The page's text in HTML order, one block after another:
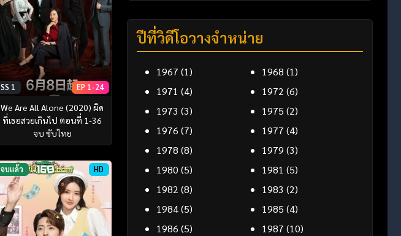
SS 1 EP 1-24
We Are All Alone (2020) ผิด
ที่เธอสวยเกินไป ตอนที่ 1-36
จบ ซับไทย
จบแล้ว HD
ปีที่วิดีโอวางจำหน่าย
1967 (1) 1968 (1)
1971 (4) 1972 (6)
1973 (3) 1975 (2)
1976 (7) 1977 (4)
1978 (8) 1979 (3)
1980 (5) 1981 (5)
1982 (8) 1983 (2)
1984(5) 1985 (4)
1986 (5) 1987 (10)